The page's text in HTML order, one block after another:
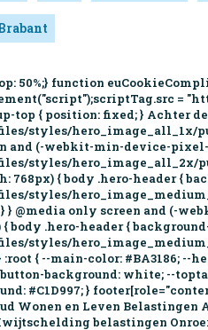
50%;} function
=
top { position: fixed; } Achter
styles/hero_image_all_1x/
and (-webkit-min-device-
styles/hero_image_all_2x/
768px) { body .hero-header {
styles/
} @media only screen and (-
body .hero-header {
styles/
{ --main-color: #BA3186; --
background: white; --
#C1D997; }
Wonen en Leven
belastingen